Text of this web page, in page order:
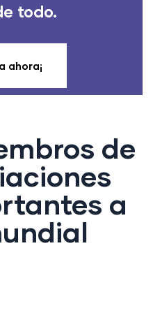
todo.
ahora¡
de
a